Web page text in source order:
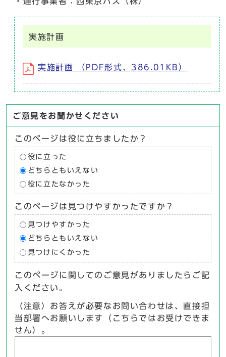
実施計画
実施計画 （PDF形式、386.01KB）
ご意見をお聞かせください
このページは役に立ちましたか？
役に立った
どちらともいえない
役に立たなかった
このページは見つけやすかったですか？
見つけやすかった
どちらともいえない
見つけにくかった
このページに関してのご意見がありましたらご記
入ください。
（注意）お答えが必要なお問い合わせは、直接担
当部署へお願いします（こちらではお受けできま
せん）。